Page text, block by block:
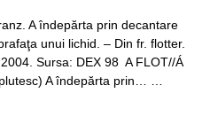
A îndepărta prin decantare
unui lichid. – Din fr. flotter.
Sursa: DEX 98 A FLOT//Á
A îndepărta prin… …